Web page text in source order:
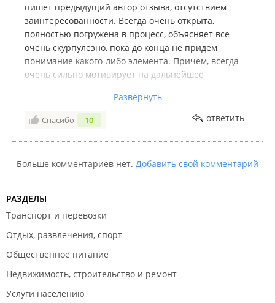
пишет предыдущий автор отзыва, отсутствием
заинтересованности. Всегда очень открыта,
полностью погружена в процесс, объясняет все
очень скурпулезно, пока до конца не придем
понимание какого-либо элемента. Причем, всегда
очень сильно мотивирует на дальнейшее
групповых занятиях также всегда подбирает
индивидуальный подход к каждому, в зависимости
от физических возможностей и уровня танцевания.
Не знаю, о каком уходе в себя говорил предыдущий
согласна. Несмотря на молодой возраст, хочется
есть далеко не у каждого тренера, а также
и желание помочь разобраться в любом элементе
или вопросе. Даже не во время тренировочных
Развернуть
Спасибо 10 ответить
Больше комментариев нет. Добавить свой комментарий
РАЗДЕЛЫ
Транспорт и перевозки
Отдых, развлечения, спорт
Общественное питание
Недвижимость, строительство и ремонт
Услуги населению